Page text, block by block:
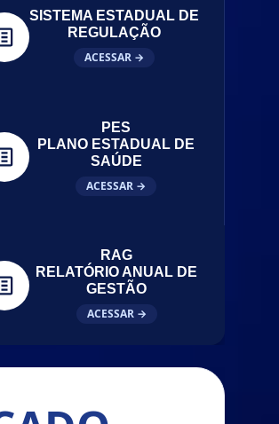
SISTEMA ESTADUAL DE
REGULAÇÃO
ACESSAR →
PES
PLANO ESTADUAL DE
SAÚDE
ACESSAR →
RAG
RELATÓRIO ANUAL DE
GESTÃO
ACESSAR →